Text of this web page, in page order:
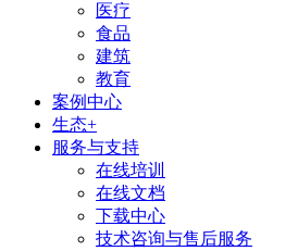
医疗
食品
建筑
教育
案例中心
生态+
服务与支持
在线培训
在线文档
下载中心
技术咨询与售后服务